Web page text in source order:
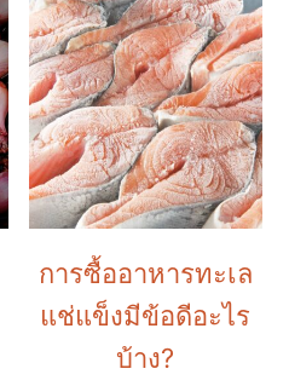
การซื้ออาหารทะเล
แช่แข็งมีข้อดีอะไร
บ้าง?